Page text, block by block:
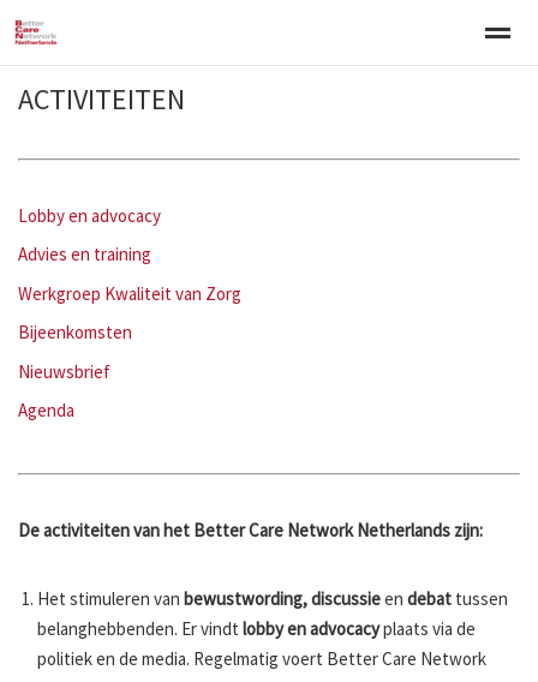
Welkom Over BCNN
ACTIVITEITEN
Lobby en advocacy
Advies en training
Werkgroep Kwaliteit van Zorg
Bijeenkomsten
Nieuwsbrief
Agenda
De activiteiten van het Better Care Network Netherlands zijn:
Het stimuleren van bewustwording,discussieen debat tussen
belanghebbenden. Er vindt lobby en advocacyplaats via de
politiek en de media. Regelmatig voert Better Care Network